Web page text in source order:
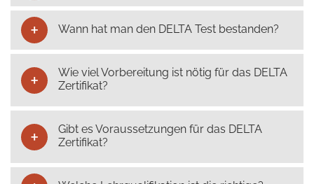
Wann hat man den DELTA Test bestanden?
Wie viel Vorbereitung ist nötig für das DELTA
Zertifikat?
Gibt es Voraussetzungen für das DELTA
Zertifikat?